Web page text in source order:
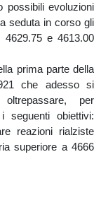
possibili evoluzioni
seduta in corso gli
e 4613.00
prima parte della
che adesso si
per
seguenti obiettivi:
reazioni rialziste
superiore a 4666